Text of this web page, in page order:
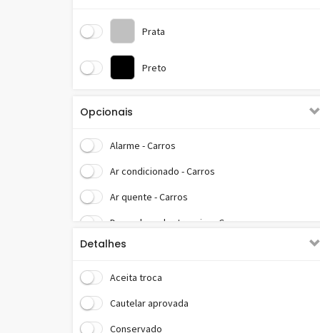
Prata
Preto
Opcionais
Alarme - Carros
Ar condicionado - Carros
Ar quente - Carros
Desembaçador traseiro - Carros
Direção hidráulica - Carros
Trava elétrica - Carros
Vidros elétricos - Carros
Detalhes
Aceita troca
Cautelar aprovada
Conservado